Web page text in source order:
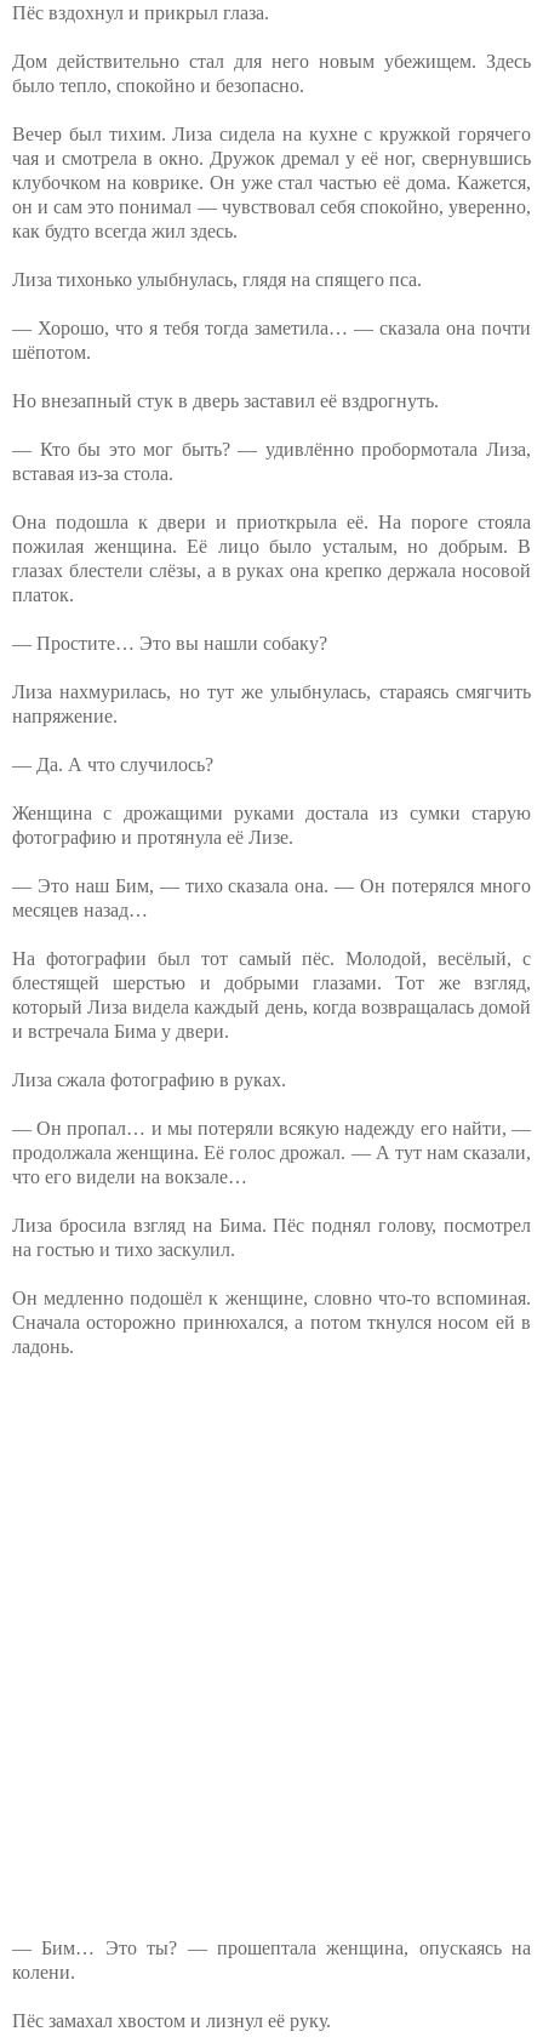
Пёс вздохнул и прикрыл глаза.
Дом действительно стал для него новым убежищем. Здесь
было тепло, спокойно и безопасно.
Вечер был тихим. Лиза сидела на кухне с кружкой горячего
чая и смотрела в окно. Дружок дремал у её ног, свернувшись
клубочком на коврике. Он уже стал частью её дома. Кажется,⁨
он и сам это понимал — чувствовал себя спокойно, уверенно,
как будто всегда жил здесь.
Лиза тихонько улыбнулась,⁨ глядя на спящего пса.
— Хорошо, что я тебя тогда заметила… —⁨ сказала она почти
шёпотом.
Но внезапный стук в дверь заставил её вздрогнуть.
— Кто бы это мог быть? —⁨ удивлённо пробормотала Лиза,
вставая из-за стола.
Она подошла к двери и приоткрыла её. На пороге стояла
пожилая женщина. Её лицо было усталым, но добрым. В
глазах блестели слёзы, а в руках она крепко держала носовой
платок.
— Простите… Это вы нашли собаку?
Лиза нахмурилась, но тут же улыбнулась, стараясь смягчить
напряжение.
— Да. А что случилось?
Женщина с дрожащими руками достала из сумки старую
фотографию и протянула её Лизе.⁨
— Это наш Бим, —⁨ тихо сказала она. — Он потерялся много
месяцев назад…
На фотографии был тот самый пёс. Молодой, весёлый,⁨ с
блестящей шерстью и добрыми глазами. Тот же взгляд,
который Лиза видела каждый день, когда возвращалась домой
и встречала Бима у двери.
Лиза сжала фотографию в руках.
— Он пропал… и мы потеряли всякую надежду его найти, —
продолжала женщина. Её голос дрожал. — А тут нам сказали,
что его видели на вокзале…
Лиза бросила взгляд на Бима. Пёс поднял голову, посмотрел
на гостью и тихо заскулил.
Он медленно подошёл к женщине, словно что-то вспоминая.
Сначала осторожно принюхался, а потом ткнулся носом ей в
ладонь.
— Бим… Это ты? — прошептала женщина, опускаясь на
колени.
Пёс замахал хвостом и лизнул её руку.